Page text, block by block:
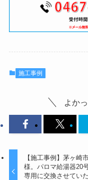
施工事例
よか
【施工事例】茅ヶ崎
様。パロマ給湯器20
専用に交換させてい